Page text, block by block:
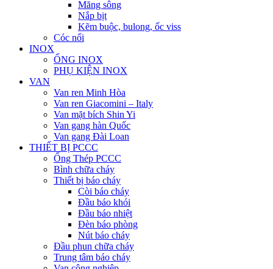
Măng sông
Nắp bịt
Kẽm buộc, bulong, ốc viss
Cóc nối
INOX
ỐNG INOX
PHỤ KIỆN INOX
VAN
Van ren Minh Hòa
Van ren Giacomini – Italy
Van mặt bích Shin Yi
Van gang hàn Quốc
Van gang Đài Loan
THIẾT BỊ PCCC
Ống Thép PCCC
Bình chữa cháy
Thiết bị báo cháy
Còi báo cháy
Đầu báo khói
Đầu báo nhiệt
Đèn báo phòng
Nút báo cháy
Đầu phun chữa cháy
Trung tâm báo cháy